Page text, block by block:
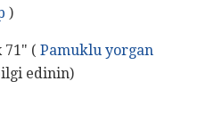
)
71" ( Pamuklu yorgan
edinin)